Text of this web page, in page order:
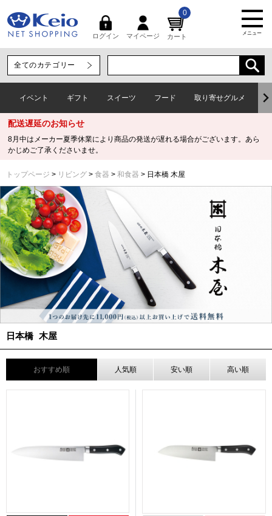
ログイン マイページ カート
0
メニュー
イベント ギフト スイーツ フード 取り寄せグルメ
配送遅延のお知らせ
8月中はメーカー夏季休業により商品の発送が遅れる場合がございます。あら
かじめご了承くださいませ。
トップページ リビング 食器 和食器 日本橋 木屋
日本橋 木屋
おすすめ順 人気順 安い順 高い順